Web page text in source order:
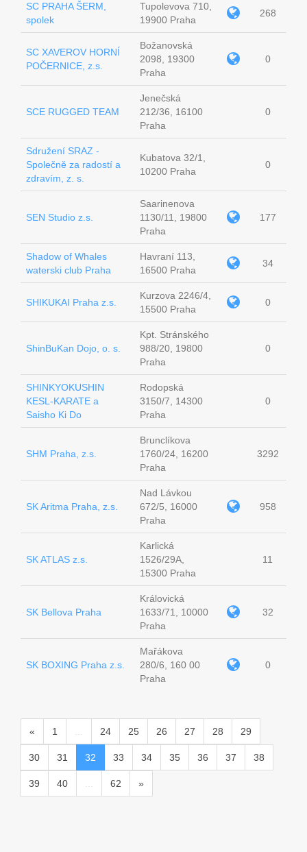
SC PRAHA ŠERM,
spolek
Tupolevova 710,
19900 Praha
268
SC XAVEROV HORNÍ
POČERNICE, z.s.
Božanovská
2098, 19300
Praha
0
SCE RUGGED TEAM
Jenečská
212/36, 16100
Praha
0
Sdružení SRAZ -
Společně za radostí a
zdravím, z. s.
Kubatova 32/1,
10200 Praha
0
SEN Studio z.s.
Saarinenova
1130/11, 19800
Praha
177
Shadow of Whales
waterski club Praha
Havraní 113,
16500 Praha
34
SHIKUKAI Praha z.s.
Kurzova 2246/4,
15500 Praha
0
ShinBuKan Dojo, o. s.
Kpt. Stránského
988/20, 19800
Praha
0
SHINKYOKUSHIN
KESL-KARATE a
Saisho Ki Do
Rodopská
3150/7, 14300
Praha
0
SHM Praha, z.s.
Brunclíkova
1760/24, 16200
Praha
3292
SK Aritma Praha, z.s.
Nad Lávkou
672/5, 16000
Praha
958
SK ATLAS z.s.
Karlická
1526/29A,
15300 Praha
11
SK Bellova Praha
Královická
1633/71, 10000
Praha
32
SK BOXING Praha z.s.
Mařákova
280/6, 160 00
Praha
0
« 1 ... 24 25 26 27 28 29
30 31 32 33 34 35 36 37 38
39 40 ... 62 »